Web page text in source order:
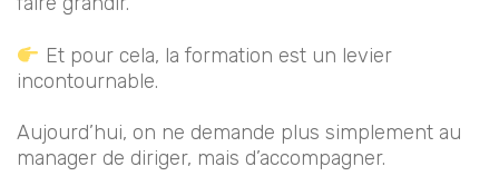
Et pour cela, la formation est un levier
incontournable.
Aujourd’hui, on ne demande plus simplement au
manager de diriger, mais d’accompagner.